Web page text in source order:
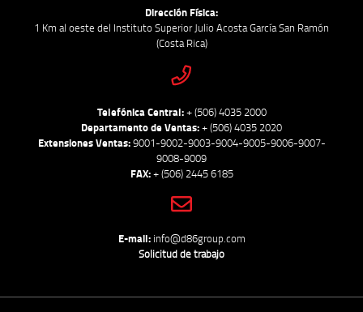
Dirección Física:
1 Km al oeste del Instituto Superior Julio Acosta García San Ramón
(Costa Rica)
Telefónica Central:+ (506) 4035 2000
Departamento de Ventas:+ (506) 4035 2020
Extensiones Ventas:9001-9002-9003-9004-9005-9006-9007-
9008-9009
FAX:+ (506) 2445 6185
E-mail: info@d86group.com
Solicitud de trabajo